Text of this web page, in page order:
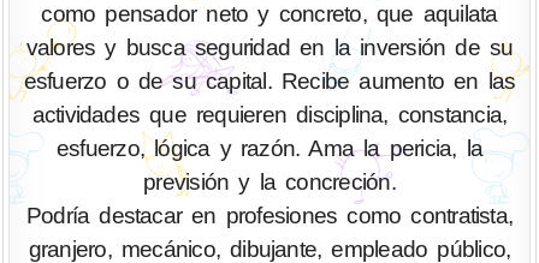
como pensador neto y concreto, que aquilata
valores y busca seguridad en la inversión de su
esfuerzo o de su capital. Recibe aumento en las
actividades que requieren disciplina, constancia,
esfuerzo, lógica y razón. Ama la pericia, la
previsión y la concreción.
Podría destacar en profesiones como contratista,
granjero, mecánico, dibujante, empleado público,